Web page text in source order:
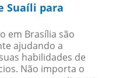
Suaíli para
em Brasília são
ajudando a
habilidades de
Não importa o